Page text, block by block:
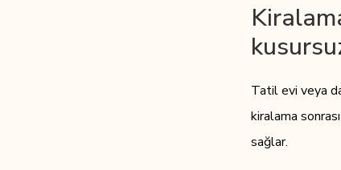
Tatil evi veya
kiralama
sağlar.